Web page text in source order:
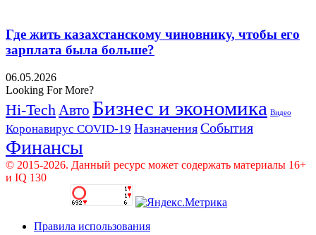
Где жить казахстанскому чиновнику, чтобы его
зарплата была больше?
06.05.2026
Looking For More?
Hi-Tech Авто Бизнес и экономика Видео
Коронавирус COVID-19 Назначения События
Финансы
© 2015-2026. Данный ресурс может содержать материалы 16+
и IQ 130
Правила использования